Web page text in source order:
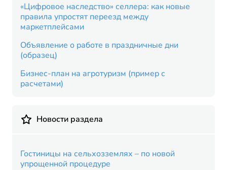
«Цифровое наследство» селлера: как новые
правила упростят переезд между
маркетплейсами
Объявление о работе в праздничные дни
(образец)
Бизнес-план на агротуризм (пример с
расчетами)
Новости раздела
Гостиницы на сельхозземлях – по новой
упрощенной процедуре